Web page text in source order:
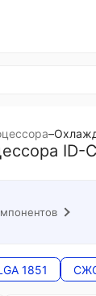
–
ID-
1851